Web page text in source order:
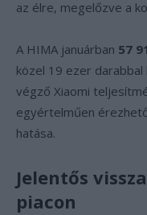
az élre, megelőzve a
A HIMA januárban 57
közel 19 ezer darabbal
végző Xiaomi
egyértelműen
hatása.
Jelentős
piacon